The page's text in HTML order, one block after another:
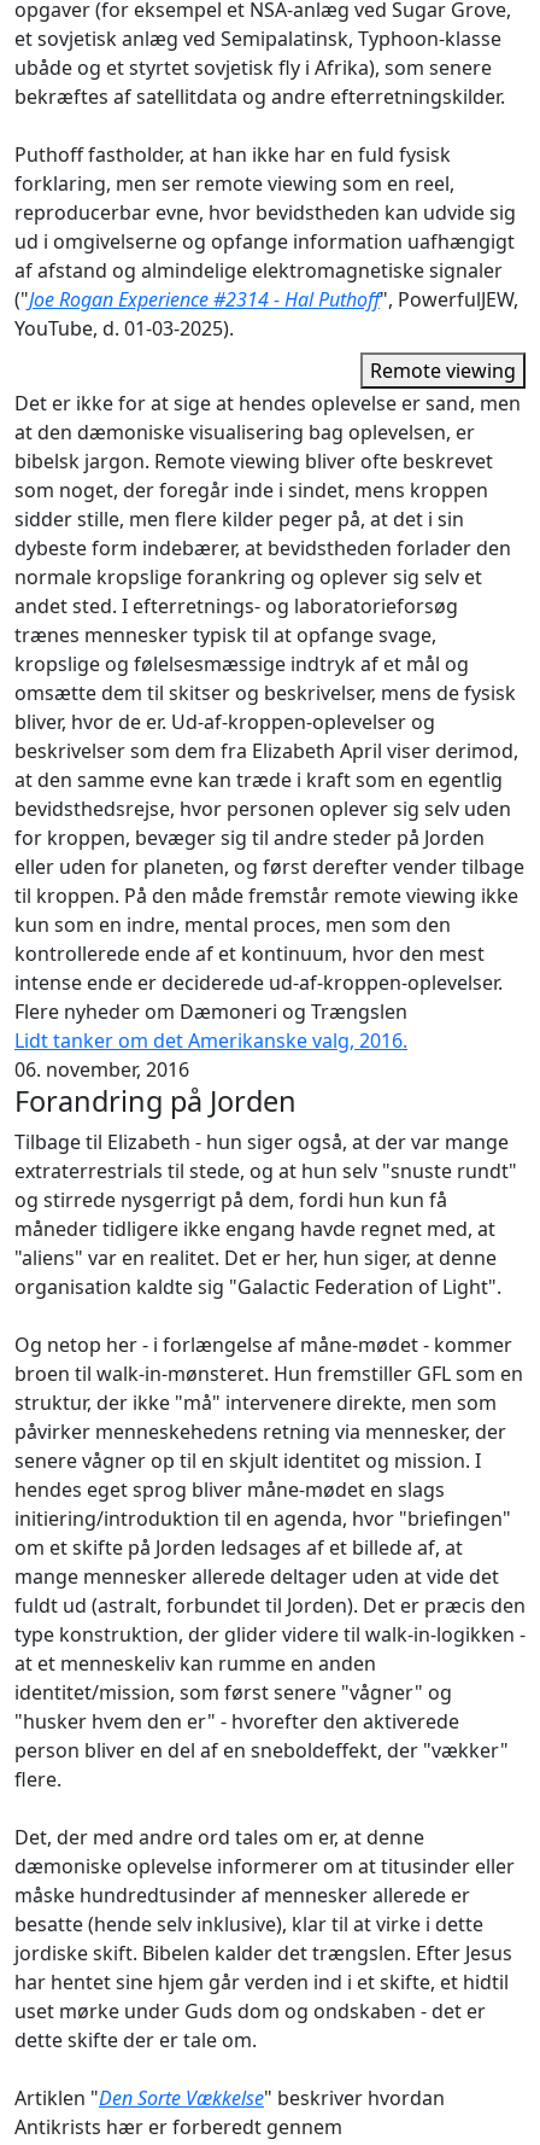
opgaver (for eksempel et NSA‑anlæg ved Sugar Grove,
et sovjetisk anlæg ved Semipalatinsk, Typhoon‑klasse
ubåde og et styrtet sovjetisk fly i Afrika), som senere
bekræftes af satellitdata og andre efterretningskilder.
Puthoff fastholder, at han ikke har en fuld fysisk
forklaring, men ser remote viewing som en reel,
reproducerbar evne, hvor bevidstheden kan udvide sig
ud i omgivelserne og opfange information uafhængigt
af afstand og almindelige elektromagnetiske signaler
("Joe Rogan Experience #2314 - Hal Puthoff", PowerfulJEW,
YouTube, d. 01-03-2025).
Remote viewing
Det er ikke for at sige at hendes oplevelse er sand, men
at den dæmoniske visualisering bag oplevelsen, er
bibelsk jargon. Remote viewing bliver ofte beskrevet
som noget, der foregår inde i sindet, mens kroppen
sidder stille, men flere kilder peger på, at det i sin
dybeste form indebærer, at bevidstheden forlader den
normale kropslige forankring og oplever sig selv et
andet sted. I efterretnings‑ og laboratorieforsøg
trænes mennesker typisk til at opfange svage,
kropslige og følelsesmæssige indtryk af et mål og
omsætte dem til skitser og beskrivelser, mens de fysisk
bliver, hvor de er. Ud‑af‑kroppen‑oplevelser og
beskrivelser som dem fra Elizabeth April viser derimod,
at den samme evne kan træde i kraft som en egentlig
bevidsthedsrejse, hvor personen oplever sig selv uden
for kroppen, bevæger sig til andre steder på Jorden
eller uden for planeten, og først derefter vender tilbage
til kroppen. På den måde fremstår remote viewing ikke
kun som en indre, mental proces, men som den
kontrollerede ende af et kontinuum, hvor den mest
intense ende er deciderede ud‑af‑kroppen‑oplevelser.
Flere nyheder om Dæmoneri og Trængslen
Lidt tanker om det Amerikanske valg, 2016.
06. november, 2016
Forandring på Jorden
Tilbage til Elizabeth - hun siger også, at der var mange
extraterrestrials til stede, og at hun selv "snuste rundt"
og stirrede nysgerrigt på dem, fordi hun kun få
måneder tidligere ikke engang havde regnet med, at
"aliens" var en realitet. Det er her, hun siger, at denne
organisation kaldte sig "Galactic Federation of Light".
Og netop her - i forlængelse af måne-mødet - kommer
broen til walk-in-mønsteret. Hun fremstiller GFL som en
struktur, der ikke "må" intervenere direkte, men som
påvirker menneskehedens retning via mennesker, der
senere vågner op til en skjult identitet og mission. I
hendes eget sprog bliver måne-mødet en slags
initiering/introduktion til en agenda, hvor "briefingen"
om et skifte på Jorden ledsages af et billede af, at
mange mennesker allerede deltager uden at vide det
fuldt ud (astralt, forbundet til Jorden). Det er præcis den
type konstruktion, der glider videre til walk-in-logikken -
at et menneskeliv kan rumme en anden
identitet/mission, som først senere "vågner" og
"husker hvem den er" - hvorefter den aktiverede
person bliver en del af en sneboldeffekt, der "vækker"
flere.
Det, der med andre ord tales om er, at denne
dæmoniske oplevelse informerer om at titusinder eller
måske hundredtusinder af mennesker allerede er
besatte (hende selv inklusive), klar til at virke i dette
jordiske skift. Bibelen kalder det trængslen. Efter Jesus
har hentet sine hjem går verden ind i et skifte, et hidtil
uset mørke under Guds dom og ondskaben - det er
dette skifte der er tale om.
Artiklen "Den Sorte Vækkelse" beskriver hvordan
Antikrists hær er forberedt gennem